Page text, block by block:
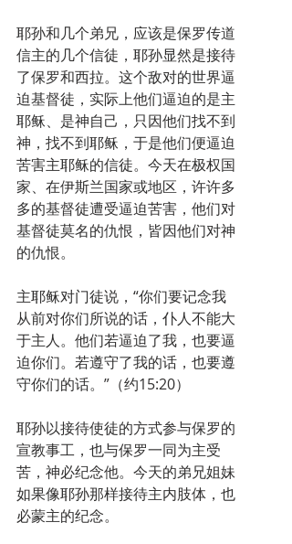
耶孙和几个弟兄，应该是保罗传道
信主的几个信徒，耶孙显然是接待
了保罗和西拉。这个敌对的世界逼
迫基督徒，实际上他们逼迫的是主
耶稣、是神自己，只因他们找不到
神，找不到耶稣，于是他们便逼迫
苦害主耶稣的信徒。今天在极权国
家、在伊斯兰国家或地区，许许多
多的基督徒遭受逼迫苦害，他们对
基督徒莫名的仇恨，皆因他们对神
的仇恨。
主耶稣对门徒说，“你们要记念我
从前对你们所说的话，仆人不能大
于主人。他们若逼迫了我，也要逼
迫你们。若遵守了我的话，也要遵
守你们的话。”（约15:20）
耶孙以接待使徒的方式参与保罗的
宣教事工，也与保罗一同为主受
苦，神必纪念他。今天的弟兄姐妹
如果像耶孙那样接待主内肢体，也
必蒙主的纪念。